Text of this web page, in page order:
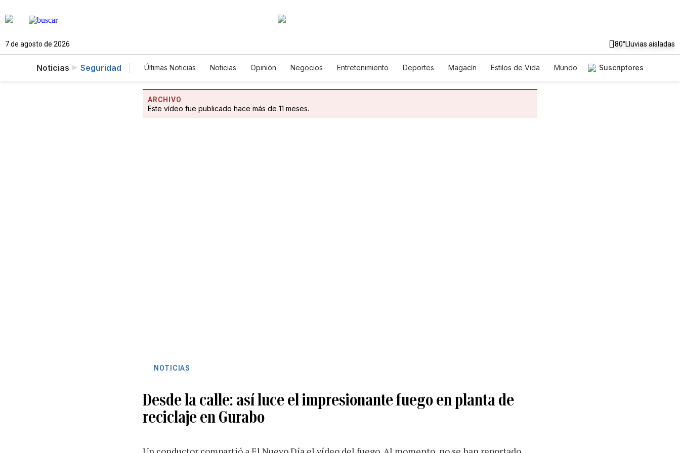
7 de agosto de 2026 80°Lluvias aisladas
Noticias Seguridad Últimas Noticias Noticias Opinión Negocios Entretenimiento Deportes Magacín Estilos de Vida
Mundo
Suscriptores
ARCHIVO
Este vídeo fue publicado hace más de 11 meses.
NOTICIAS
Desde la calle: así luce el impresionante fuego en planta de
reciclaje en Gurabo